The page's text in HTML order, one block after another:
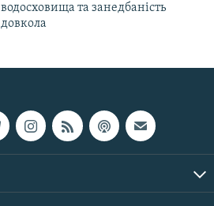
водосховища та занедбаність
довкола